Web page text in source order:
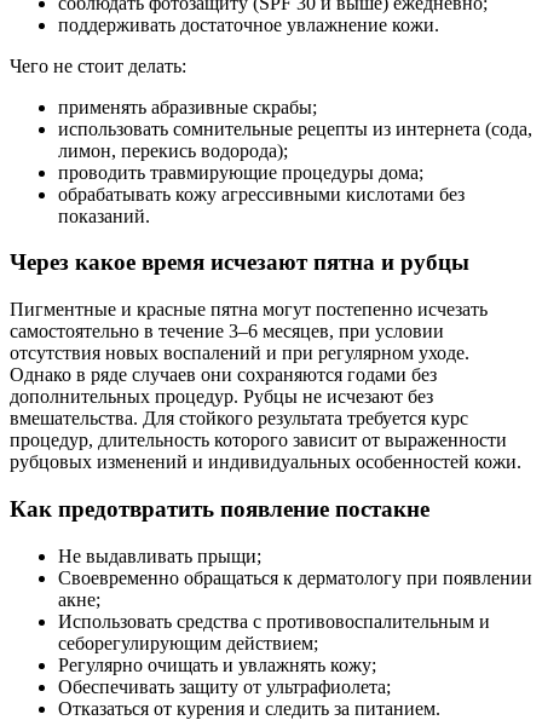
поддерживать достаточное увлажнение кожи.
Чего не стоит делать:
применять абразивные скрабы;
использовать сомнительные рецепты из интернета (сода,
лимон, перекись водорода);
проводить травмирующие процедуры дома;
обрабатывать кожу агрессивными кислотами без
показаний.
Через какое время исчезают пятна и рубцы
Пигментные и красные пятна могут постепенно исчезать
самостоятельно в течение 3–6 месяцев, при условии
отсутствия новых воспалений и при регулярном уходе.
Однако в ряде случаев они сохраняются годами без
дополнительных процедур. Рубцы не исчезают без
вмешательства. Для стойкого результата требуется курс
процедур, длительность которого зависит от выраженности
рубцовых изменений и индивидуальных особенностей кожи.
Как предотвратить появление постакне
Не выдавливать прыщи;
Своевременно обращаться к дерматологу при появлении
акне;
Использовать средства с противовоспалительным и
себорегулирующим действием;
Регулярно очищать и увлажнять кожу;
Обеспечивать защиту от ультрафиолета;
Отказаться от курения и следить за питанием.